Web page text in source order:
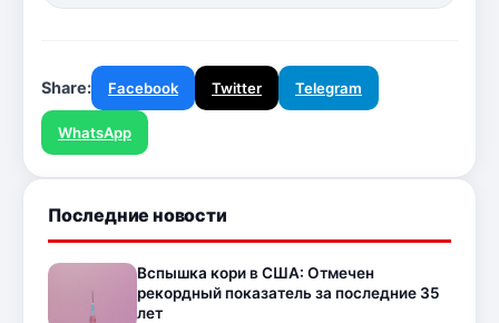
Share: Facebook Twitter Telegram
WhatsApp
Последние новости
Вспышка кори в США: Отмечен
рекордный показатель за последние 35
лет